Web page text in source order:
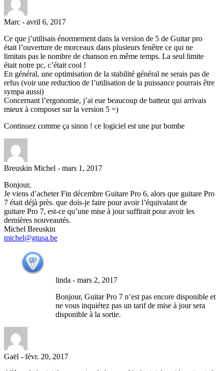
Marc - avril 6, 2017
Ce que j’utilisais énormement dans la version de 5 de Guitar pro
était l’ouverture de morceaux dans plusieurs fenêtre ce qui ne
limitais pas le nombre de chanson en même temps. La seul limite
était notre pc, c’était cool !
En général, une optimisation de la stabilité général ne serais pas de
refus (voir une reduction de l’utilisation de la puissance pourrais être
sympa aussi)
Concernant l’ergonomie, j’ai eue beaucoup de batteur qui arrivais
mieux à composer sur la version 5 =)
Continuez comme ça sinon ! ce logiciel est une pur bombe
Breuskin Michel - mars 1, 2017
Bonjour,
Je viens d’acheter Fin décembre Guitare Pro 6, alors que guitare Pro
7 était déjà près. que dois-je faire pour avoir l’équivalant de
guitare Pro 7, est-ce qu’une mise à jour suffirait pour avoir les
dernières nouveautés.
Michel Breuskin
michel@gtusa.be
linda - mars 2, 2017
Bonjour, Guitar Pro 7 n’est pas encore disponible et
ne vous inquiétez pas un tarif de mise à jour sera
disponible à la sortie.
Gaël - févr. 20, 2017